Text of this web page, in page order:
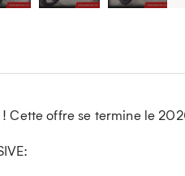
! Cette offre se termine le